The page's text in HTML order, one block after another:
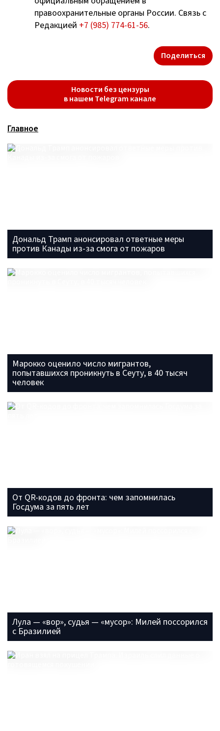
правоохранительные органы России. Связь с
Редакцией +7 (985) 774-61-56.
Поделиться
Новости без цензуры
в нашем Telegram канале
Главное
Дональд Трамп анонсировал ответные меры
против Канады из-за смога от пожаров
Марокко оценило число мигрантов,
попытавшихся проникнуть в Сеуту, в 40 тысяч
человек
От QR-кодов до фронта: чем запомнилась
Госдума за пять лет
Лула — «вор», судья — «мусор»: Милей поссорился
с Бразилией